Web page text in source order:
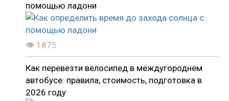
помощью ладони
👁 1875
Как перевезти велосипед в междугороднем
автобусе: правила, стоимость, подготовка в
2026 году